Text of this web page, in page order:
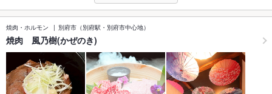
焼肉・ホルモン 別府市（別府駅・別府市中心地）
焼肉 風乃樹(かぜのき)